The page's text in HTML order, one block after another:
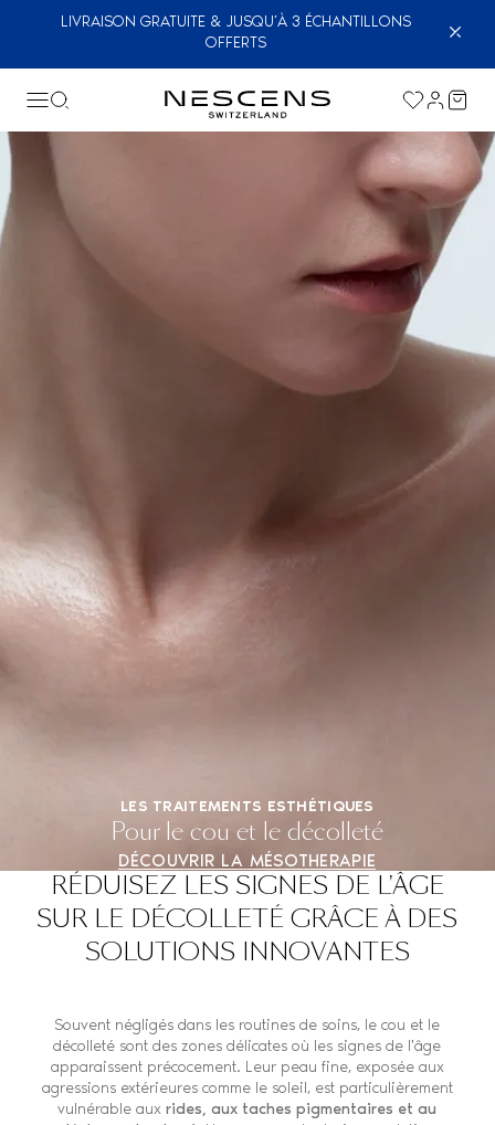
LIVRAISON GRATUITE & JUSQU’À 3 ÉCHANTILLONS
OFFERTS
LES TRAITEMENTS ESTHÉTIQUES
Pour le cou et le décolleté
DÉCOUVRIR LA MÉSOTHERAPIE
RÉDUISEZ LES SIGNES DE L'ÂGE
SUR LE DÉCOLLETÉ GRÂCE À DES
SOLUTIONS INNOVANTES
Souvent négligés dans les routines de soins, le cou et le
décolleté sont des zones délicates où les signes de l'âge
apparaissent précocement. Leur peau fine, exposée aux
agressions extérieures comme le soleil, est particulièrement
vulnérable auxrides, aux taches pigmentaires et au